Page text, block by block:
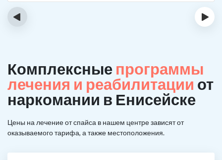
‹ ›
Комплексные программы
лечения и реабилитации от
наркомании в Енисейске
Цены на лечение от спайса в нашем центре зависят от
оказываемого тарифа, а также местоположения.